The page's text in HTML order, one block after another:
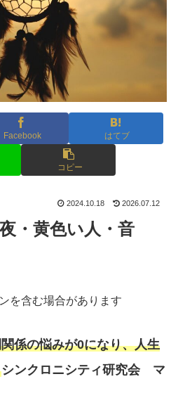
Facebook はてブ
コピー
2024.10.18 2026.07.12
・黄色い人・音
を含む場合があります
係の悩みが0になり、人生
シンクロニシティ研究会 マ